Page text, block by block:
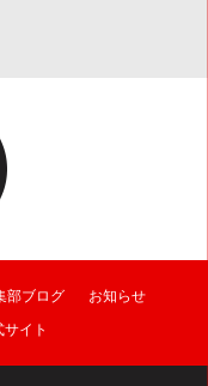
部ブログ
お知らせ
イト